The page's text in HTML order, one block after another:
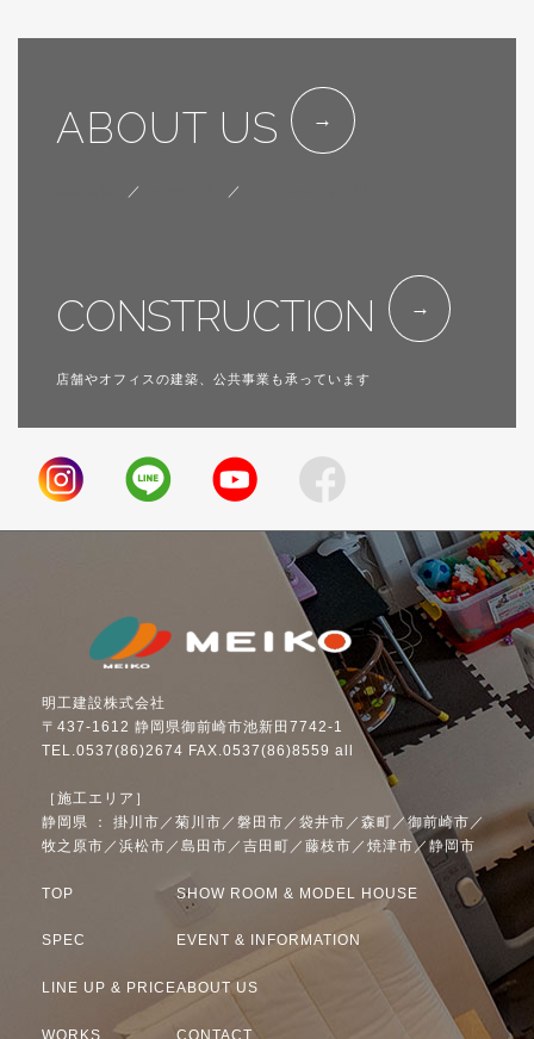
ABOUT US
／ ／
CONSTRUCTION
店舗やオフィスの建築、公共事業も承っています
明工建設株式会社
〒437-1612 静岡県御前崎市池新田7742-1
TEL.0537(86)2674 FAX.0537(86)8559 all
［施工エリア］
静岡県 ： 掛川市／菊川市／磐田市／袋井市／森町／御前崎市／
牧之原市／浜松市／島田市／吉田町／藤枝市／焼津市／静岡市
TOP
SPEC
LINE UP & PRICE
WORKS
SHOW ROOM & MODEL HOUSE
EVENT & INFORMATION
ABOUT US
CONTACT